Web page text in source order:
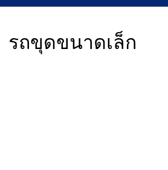
รถขุดขนาดเล็ก